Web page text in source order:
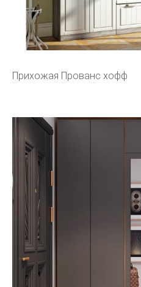
Прихожая Прованс хофф